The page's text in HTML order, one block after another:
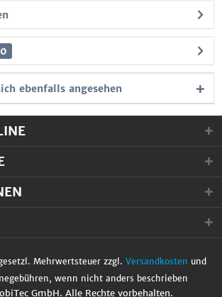
0
ebenfalls angesehen
Mehrwertsteuer zzgl. Versandkosten und
wenn nicht anders beschrieben
GmbH. Alle Rechte vorbehalten.